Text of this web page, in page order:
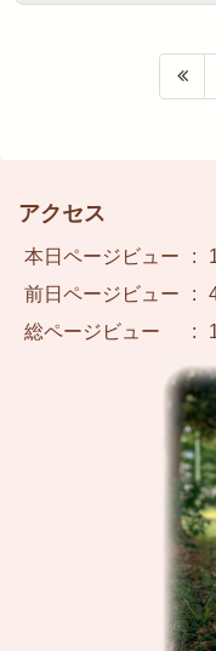
アクセス
本日ページビュー :
前日ページビュー
:
総ページビュー
: